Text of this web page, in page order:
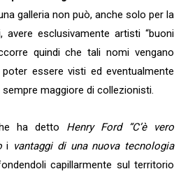
galleria non può, anche solo per la
avere esclusivamente artisti “buoni
quindi che tali nomi vengano
essere visti ed eventualmente
maggiore di collezionisti.
ha detto Henry Ford “C’è vero
i vantaggi di una nuova tecnologia
capillarmente sul territorio